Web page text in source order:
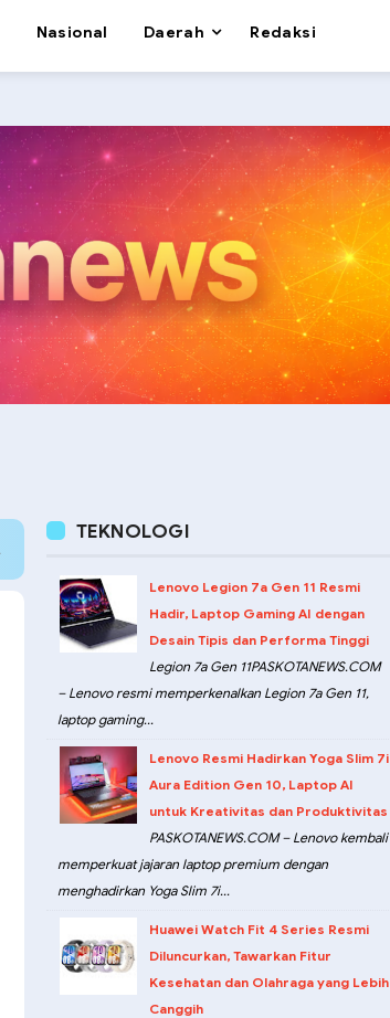
Nasional Daerah Redaksi
TEKNOLOGI
Lenovo Legion 7a Gen 11 Resmi
Hadir, Laptop Gaming AI dengan
Desain Tipis dan Performa Tinggi
Legion 7a Gen 11PASKOTANEWS.COM
– Lenovo resmi memperkenalkan Legion 7a Gen 11,
laptop gaming...
Lenovo Resmi Hadirkan Yoga Slim 7i
Aura Edition Gen 10, Laptop AI
untuk Kreativitas dan Produktivitas
PASKOTANEWS.COM – Lenovo kembali
memperkuat jajaran laptop premium dengan
menghadirkan Yoga Slim 7i...
Huawei Watch Fit 4 Series Resmi
Diluncurkan, Tawarkan Fitur
Kesehatan dan Olahraga yang Lebih
Canggih